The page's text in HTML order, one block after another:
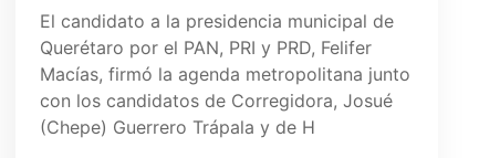
El candidato a la presidencia municipal de
Querétaro por el PAN, PRI y PRD, Felifer
Macías, firmó la agenda metropolitana junto
con los candidatos de Corregidora, Josué
(Chepe) Guerrero Trápala y de H